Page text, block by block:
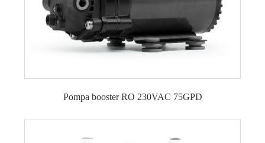
Pompa booster RO 230VAC 75GPD